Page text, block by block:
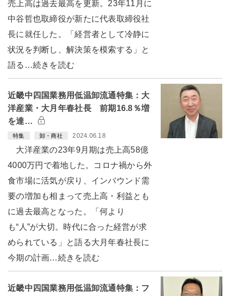
売上高は過去最高を更新。23年11月に
中谷哲也取締役が新たに代表取締役社
長に就任した。「経営者として冷静に
状況を判断し、解決策を模索する」と
語る…続きを読む
近畿中四国業務用低温卸流通特集：大
洋産業・大月年春社長 前期16.8％増
を達…
特集 卸・商社 2024.06.18
大洋産業の23年9月期は売上高58億
4000万円で着地した。コロナ禍から外
食市場に活気が戻り、インバウンド需
要の増加も相まって売上高・利益とも
に過去最高となった。「何より
も“人”が大切。時代に合った経営が求
められている」と語る大月年春社長に
今期の計画…続きを読む
近畿中四国業務用低温卸流通特集：フ